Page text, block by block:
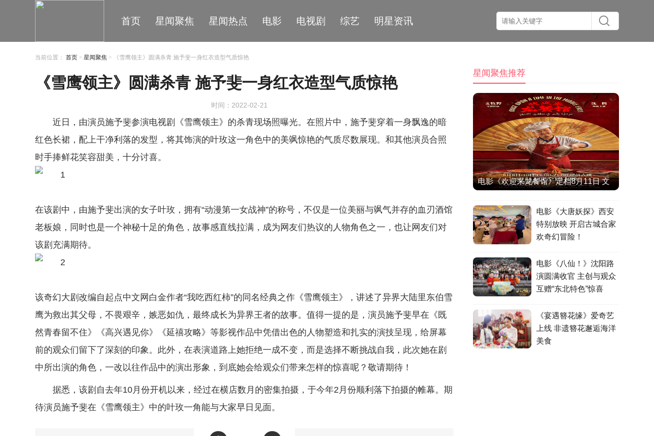
首页 星闻聚焦 星闻热点 电影 电视剧 综艺 明星资讯
当前位置： 首页 > 星闻聚焦 > 《雪鹰领主》圆满杀青 施予斐一身红衣造型气质惊艳
《雪鹰领主》圆满杀青 施予斐一身红衣造型气质惊艳
时间：2022-02-21
近日，由演员施予斐参演电视剧《雪鹰领主》的杀青现场照曝光。在照片中，施予斐穿着一身飘逸的暗
红色长裙，配上干净利落的发型，将其饰演的叶玫这一角色中的美飒惊艳的气质尽数展现。和其他演员合照
时手捧鲜花笑容甜美，十分讨喜。
在该剧中，由施予斐出演的女子叶玫，拥有“动漫第一女战神”的称号，不仅是一位美丽与飒气并存的血刃酒馆
老板娘，同时也是一个神秘十足的角色，故事感直线拉满，成为网友们热议的人物角色之一，也让网友们对
该剧充满期待。
该奇幻大剧改编自起点中文网白金作者“我吃西红柿”的同名经典之作《雪鹰领主》，讲述了异界大陆里东伯雪
鹰为救出其父母，不畏艰辛，嫉恶如仇，最终成长为异界王者的故事。值得一提的是，演员施予斐早在《既
然青春留不住》《高兴遇见你》《延禧攻略》等影视作品中凭借出色的人物塑造和扎实的演技呈现，给屏幕
前的观众们留下了深刻的印象。此外，在表演道路上她拒绝一成不变，而是选择不断挑战自我，此次她在剧
中所出演的角色，一改以往作品中的演出形象，到底她会给观众们带来怎样的惊喜呢？敬请期待！
据悉，该剧自去年10月份开机以来，经过在横店数月的密集拍摄，于今年2月份顺利落下拍摄的帷幕。期
待演员施予斐在《雪鹰领主》中的叶玫一角能与大家早日见面。
星闻聚焦推荐
电影《欢迎来龙餐馆》定档8月11日 文
电影《大唐妖探》西安
特别放映 开启古城合家
欢奇幻冒险！
电影《八仙！》沈阳路
演圆满收官 主创与观众
互赠“东北特色”惊喜
《宴遇簪花缘》爱奇艺
上线 非遗簪花邂逅海洋
美食